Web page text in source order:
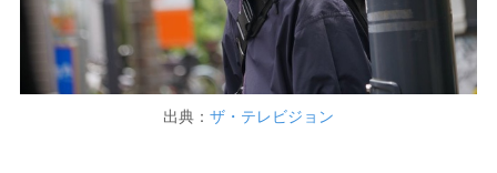
出典： ザ・テレビジョン